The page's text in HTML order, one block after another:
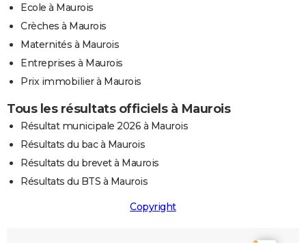
Ecole à Maurois
Crèches à Maurois
Maternités à Maurois
Entreprises à Maurois
Prix immobilier à Maurois
Tous les résultats officiels à Maurois
Résultat municipale 2026 à Maurois
Résultats du bac à Maurois
Résultats du brevet à Maurois
Résultats du BTS à Maurois
Copyright